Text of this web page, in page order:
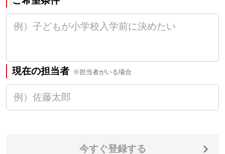
現在の担当者 ※担当者がいる場合
今すぐ登録する